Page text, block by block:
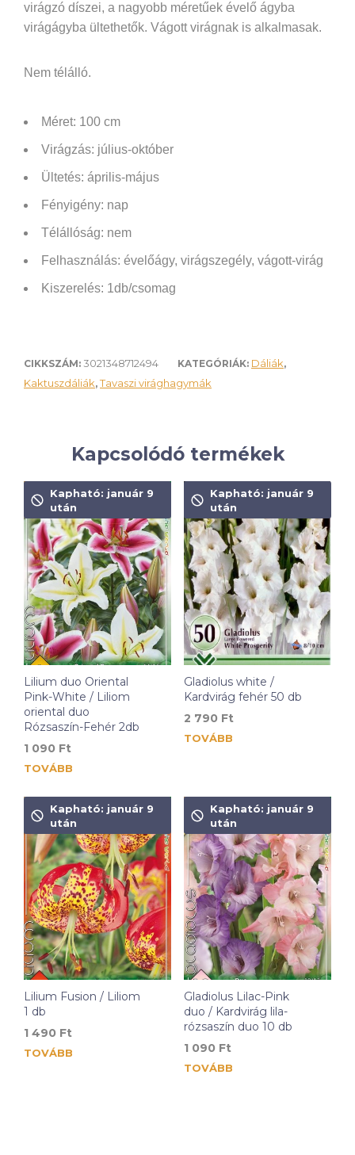
virágzó díszei, a nagyobb méretűek évelő ágyba
virágágyba ültethetők. Vágott virágnak is alkalmasak.
Nem télálló.
Méret: 100 cm
Virágzás: július-október
Ültetés: április-május
Fényigény: nap
Télállóság: nem
Felhasználás: évelőágy, virágszegély, vágott-virág
Kiszerelés: 1db/csomag
CIKKSZÁM: 3021348712494 KATEGÓRIÁK: Dáliák,
Kaktuszdáliák,Tavaszi virághagymák
Kapcsolódó termékek
Lilium duo Oriental
Pink-White / Liliom
oriental duo
Rózsaszín-Fehér 2db
1 090 Ft
Kapható: január 9
után
TOVÁBB
Gladiolus white /
Kardvirág fehér 50 db
2 790 Ft
Kapható: január 9
után
TOVÁBB
Lilium Fusion / Liliom
1 db
1 490 Ft
Kapható: január 9
után
TOVÁBB
Gladiolus Lilac-Pink
duo / Kardvirág lila-
rózsaszín duo 10 db
1 090 Ft
Kapható: január 9
után
TOVÁBB